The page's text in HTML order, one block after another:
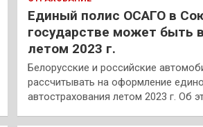
Единый полис ОСАГО в
государстве может быть
летом 2023 г.
Белорусские и российские
рассчитывать на оформление
автострахования летом 2023 г. Об